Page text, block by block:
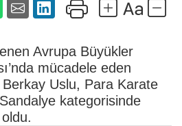
Avrupa Büyükler
mücadele eden
Berkay Uslu, Para Karate
kategorisinde